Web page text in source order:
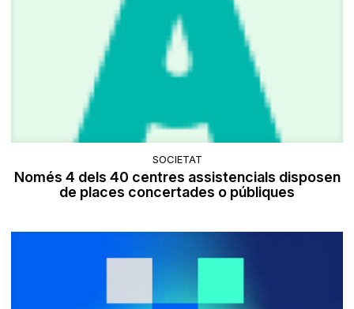
SOCIETAT
Només 4 dels 40 centres assistencials disposen
de places concertades o públiques